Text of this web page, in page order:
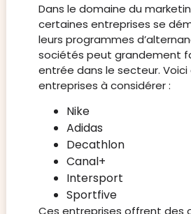
Dans le domaine du
certaines entreprises se
leurs programmes
sociétés peut grandement
entrée dans le secteur. Voici
entreprises à considérer :
Nike
Adidas
Decathlon
Canal+
Intersport
Sportfive
Ces entreprises offrent des